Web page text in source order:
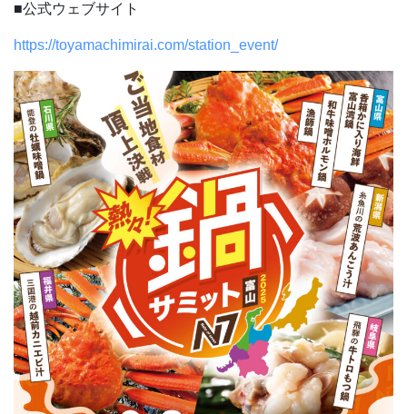
■公式ウェブサイト
https://toyamachimirai.com/station_event/